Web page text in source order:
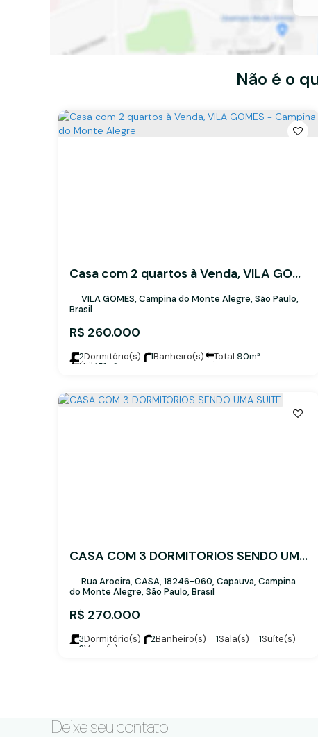
Não é o
Casa com 2 quartos à Venda, VILA GOMES - Campina do Monte Alegre
R$ 260.000
VILA GOMES, Campina do Monte Alegre, São Paulo,
Brasil
2Dormitório(s) 1Banheiro(s) Total:90m²
Útil: 151m²
CASA COM 3 DORMITORIOS SENDO UMA SUITE.
R$ 270.000
Rua Aroeira, CASA, 18246-060, Capauva, Campina
do Monte Alegre, São Paulo, Brasil
3Dormitório(s) 2Banheiro(s) 1Sala(s) 1Suíte(s)
2Vaga(s)
Deixe seu contato